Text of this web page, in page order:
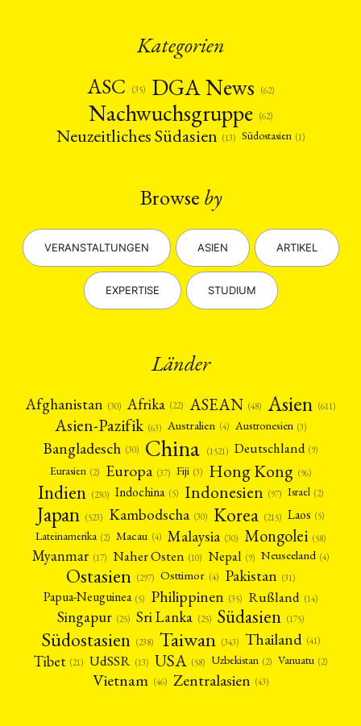
Kategorien
ASC
(35) DGA News (62)
Nachwuchsgruppe (62)
Neuzeitliches Südasien (13) Südostasien (1)
Browse by
VERANSTALTUNGEN ASIEN ARTIKEL
EXPERTISE STUDIUM
Länder
Afghanistan (30) Afrika (22) ASEAN (48) Asien (611)
Asien-Pazifik (63) Australien (4) Austronesien (3)
Bangladesch (30) China (1521) Deutschland (9)
Eurasien (2) Europa (37) Fiji (3) Hong Kong (96)
Indien (230) Indochina (5) Indonesien (97) Israel (2)
Japan (523) Kambodscha (30) Korea (215) Laos (5)
Lateinamerika (2) Macau (4) Malaysia (30) Mongolei (58)
Myanmar (17) Naher Osten (10) Nepal (9) Neuseeland (4)
Ostasien (297) Osttimor (4) Pakistan (31)
Papua-Neuguinea (5) Philippinen (35) Rußland (14)
Singapur (25) Sri Lanka (25) Südasien (175)
Südostasien (238) Taiwan (343) Thailand (41)
Tibet (21) UdSSR (13) USA (58) Uzbekistan (2) Vanuatu (2)
Vietnam (46) Zentralasien (43)